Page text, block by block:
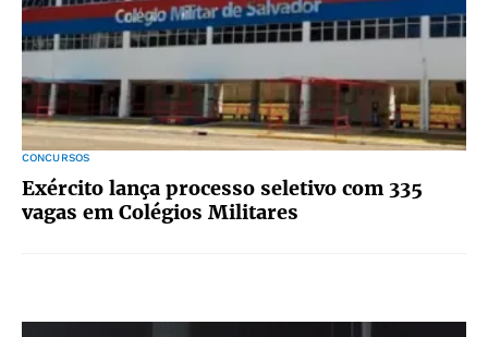
CONCURSOS
Exército lança processo seletivo com 335
vagas em Colégios Militares